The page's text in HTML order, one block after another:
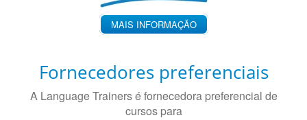
MAIS INFORMAÇÃO
Fornecedores preferenciais
A Language Trainers é fornecedora preferencial de
cursos para